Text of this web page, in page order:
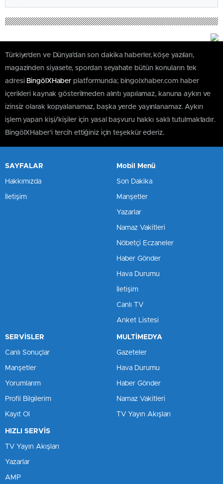
Türkiye'den ve Dünya’dan son dakika haberler, köşe yazıları,
magazinden siyasete, spordan seyahate bütün konuların tek
adresi BingölXHaberplatformunda; bingolxhaber.com haber
içerikleri kaynak gösterilmeden alıntı yapılamaz, kanuna aykırı ve
izinsiz olarak kopyalanamaz, başka yerde yayınlanamaz. Aykırı
işlem yapan kişi/kişiler için yasal başvuru hakkı saklı tutulmaktadır.
BingölXHaber'i tercih ettiğiniz için teşekkür ederiz.
SAYFALAR
Hakkımızda
İletişim
Mobil Menü
Son Dakika
Manşetler
Yazarlar
Namaz Vakitleri
Nöbetçi Eczaneler
Haber Gönder
Hava Durumu
İletişim
Canlı TV
Anket Listesi
SERVİSLER
Canlı Sonuçlar
Manşetler
Yorumlarım
Profil Bilgilerim
Kayıt Ol
MULTİMEDYA
Gazeteler
Hava Durumu
Haber Gönder
Namaz Vakitleri
TV Yayın Akışları
HIZLI SERVİS
TV Yayın Akışları
Yazarlar
AMP